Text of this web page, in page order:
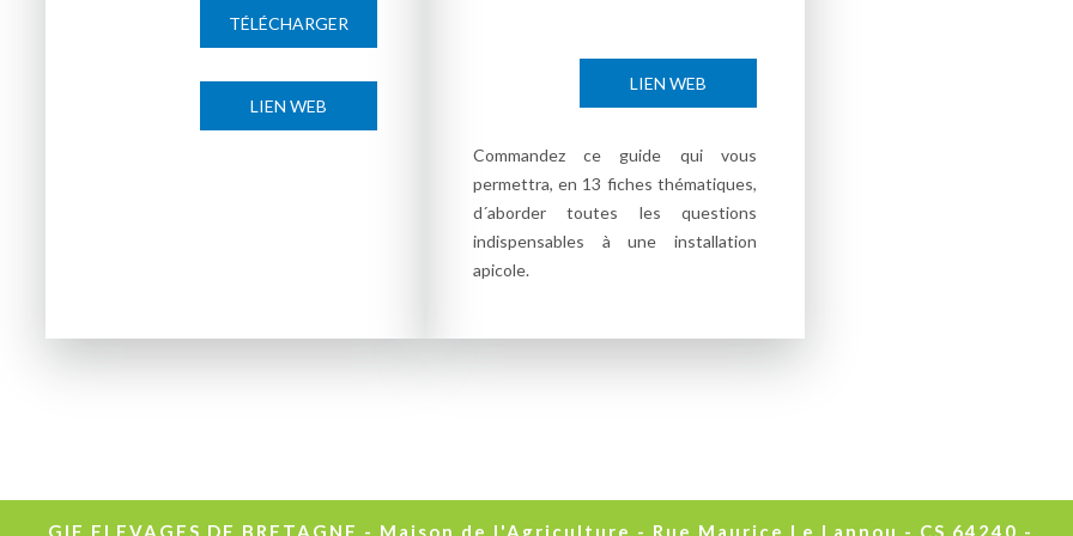
TÉLÉCHARGER
LIEN WEB
LIEN WEB
Commandez ce guide qui vous
permettra, en 13 fiches thématiques,
d´aborder toutes les questions
indispensables à une installation
apicole.
GIE ELEVAGES DE BRETAGNE - Maison de l'Agriculture - Rue Maurice Le Lannou - CS 64240 -